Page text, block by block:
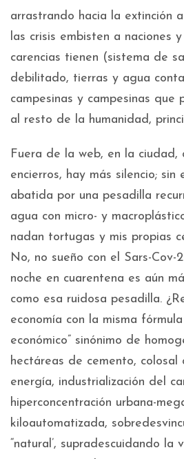
arrastrando hacia la extinción
las crisis embisten a naciones
carencias tienen (sistema de
debilitado, tierras y agua
campesinas y campesinas que
al resto de la humanidad,
Fuera de la web, en la ciudad,
encierros, hay más silencio;
abatida por una pesadilla
agua con micro- y
nadan tortugas y mis propias
No, no sueño con el Sars-
noche en cuarentena es aún
como esa ruidosa pesadilla.
economía con la misma
económico” sinónimo de
hectáreas de cemento,
energía, industrialización del
hiperconcentración urbana-
kiloautomatizada,
“natural’, supradescuidando la